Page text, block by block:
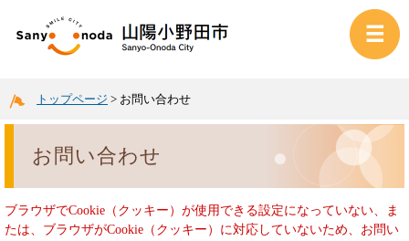
トップページ > お問い合わせ
お問い合わせ
ブラウザでCookie（クッキー）が使用できる設定になっていない、ま
たは、ブラウザがCookie（クッキー）に対応していないため、お問い